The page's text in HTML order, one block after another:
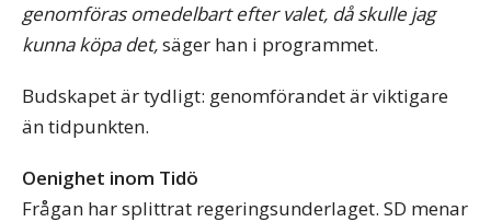
genomföras omedelbart efter valet, då skulle jag
kunna köpa det,säger han i programmet.
Budskapet är tydligt: genomförandet är viktigare
än tidpunkten.
Oenighet inom Tidö
Frågan har splittrat regeringsunderlaget. SD menar